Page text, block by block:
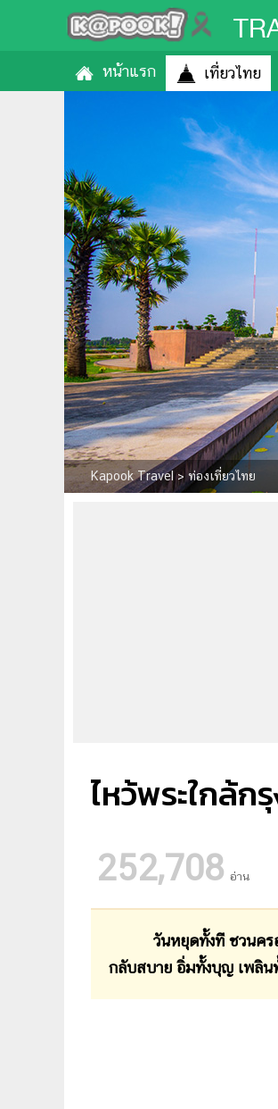
หน้าแรก เที่ยวไทย
Kapook Travel > ท่องเที่ยวไทย
ไหว้พระใกล้
252,708 อ่าน
วันหยุดทั้งที ชวนครอบค
กลับสบาย อิ่มทั้งบุญ เพลิน